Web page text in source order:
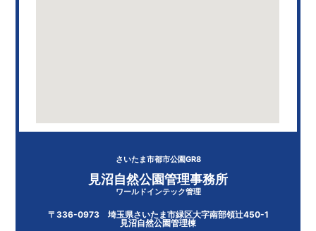
さいたま市都市公園GR8
見沼自然公園管理事務所
ワールドインテック管理
〒336-0973 埼玉県さいたま市緑区大字南部領辻450-1
見沼自然公園管理棟